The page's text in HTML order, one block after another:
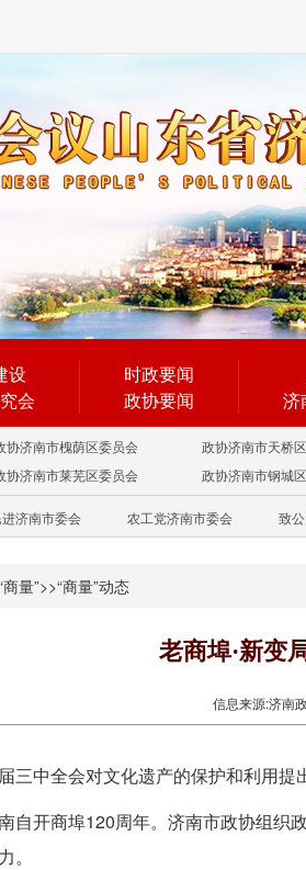
设
会
时政要闻
政协要闻
济
协济南市槐荫区委员会 政协济南市天桥
协济南市莱芜区委员会 政协济南市钢城
进济南市委会 农工党济南市委会 致
商量”>>“商量”动态
老商埠·新
信息来源:济南
三中全会对文化遗产的保护和利用提
自开商埠120周年。济南市政协组织
。